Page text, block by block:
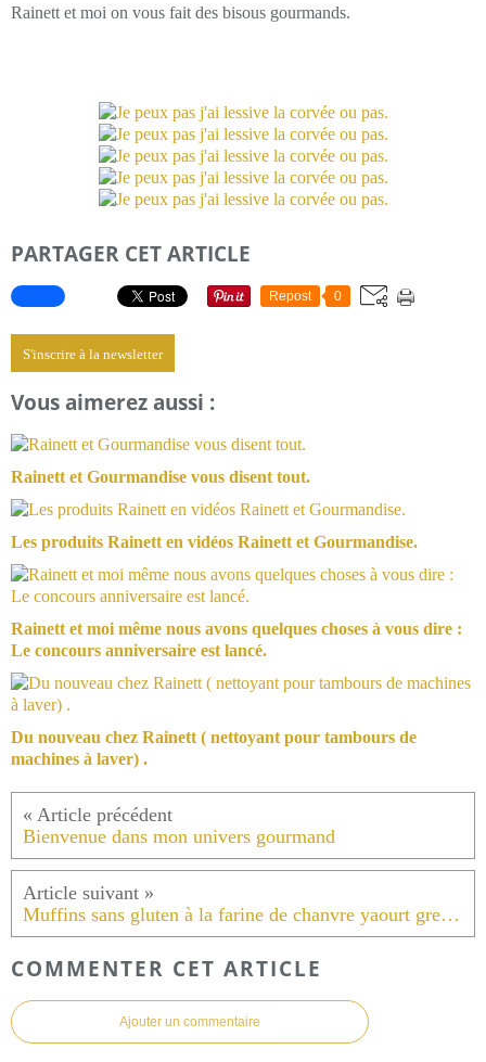
Rainett et moi on vous fait des bisous gourmands.
PARTAGER CET ARTICLE
Repost 0
S'inscrire à la newsletter
Vous aimerez aussi :
Rainett et Gourmandise vous disent tout.
Les produits Rainett en vidéos Rainett et Gourmandise.
Rainett et moi même nous avons quelques choses à vous dire :
Le concours anniversaire est lancé.
Du nouveau chez Rainett ( nettoyant pour tambours de
machines à laver) .
Bienvenue dans mon univers gourmand
Muffins sans gluten à la farine de chanvre yaourt grec abricots marinés dans du miel au CBD et l'huile de chanvre.
COMMENTER CET ARTICLE
Ajouter un commentaire